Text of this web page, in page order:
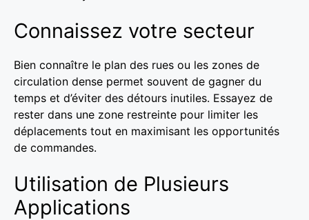
Connaissez votre secteur
Bien connaître le plan des rues ou les zones de
circulation dense permet souvent de gagner du
temps et d’éviter des détours inutiles. Essayez de
rester dans une zone restreinte pour limiter les
déplacements tout en maximisant les opportunités
de commandes.
Utilisation de Plusieurs
Applications